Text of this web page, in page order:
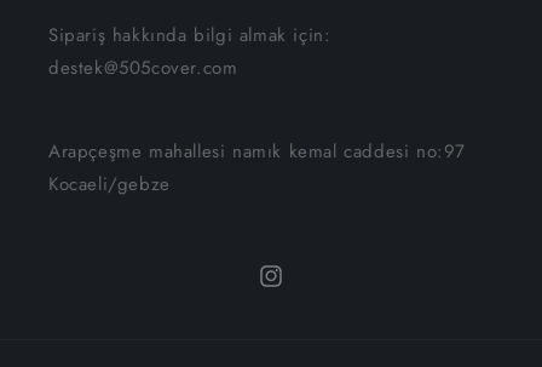
Sipariş hakkında bilgi almak için:
destek@505cover.com
Arapçeşme mahallesi namık kemal caddesi no:97
Kocaeli/gebze
Instagram